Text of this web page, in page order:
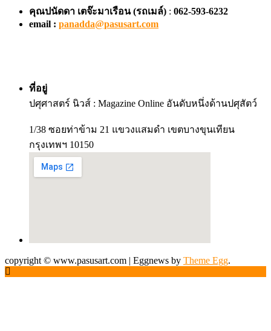
คุณปนัดดา เตจ๊ะมาเรือน (รถเมล์) : 062-593-6232
email : panadda@pasusart.com
ที่อยู่
ปศุศาสตร์ นิวส์ : Magazine Online อันดับหนึ่งด้านปศุสัตว์
1/38 ซอยท่าข้าม 21 แขวงแสมดำ เขตบางขุนเทียน
กรุงเทพฯ 10150
copyright © www.pasusart.com | Eggnews by Theme Egg.